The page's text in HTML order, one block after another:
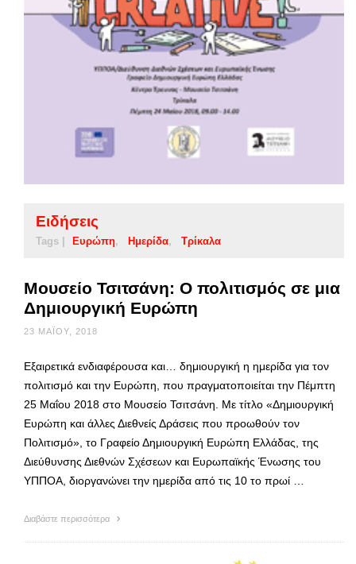
Ειδήσεις
Tags | Ευρώπη Ημερίδα Τρίκαλα
Μουσείο Τσιτσάνη: Ο πολιτισμός σε μια
Δημιουργική Ευρώπη
23 ΜΑΪ́ΟΥ, 2018
Εξαιρετικά ενδιαφέρουσα και… δημιουργική η ημερίδα για τον
πολιτισμό και την Ευρώπη, που πραγματοποιείται την Πέμπτη
25 Μαΐου 2018 στο Μουσείο Τσιτσάνη. Με τίτλο «Δημιουργική
Ευρώπη και άλλες Διεθνείς Δράσεις που προωθούν τον
Πολιτισμό», το Γραφείο Δημιουργική Ευρώπη Ελλάδας, της
Διεύθυνσης Διεθνών Σχέσεων και Ευρωπαϊκής Ένωσης του
ΥΠΠΟΑ, διοργανώνει την ημερίδα από τις 10 το πρωί …
Διαβάστε περισσότερα